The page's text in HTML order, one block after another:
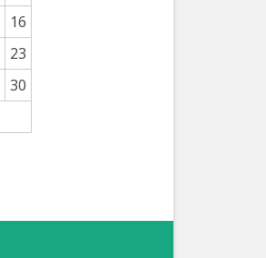
16
23
30